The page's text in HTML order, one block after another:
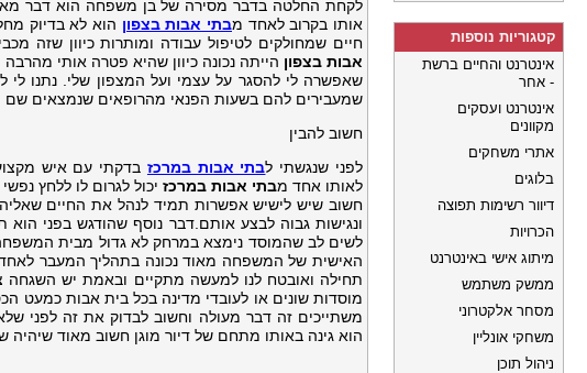
לקחת החלטה בדבר מסירה של בן משפחה הוא דבר
אותו בקרוב לאחד מבתי אבות בצפון הוא לא בדיוק
חיים שמחולקים לטיפול עבודה ומותרות כיוון שזה
אבות בצפון הייתה נכונה כיוון שהיא פטרה אותי
שאפשרה לי להסגר על עצמי ועל המצפון שלי. נתנו
שמעבירים להם בשעות הפנאי מהרופאים שנמצאים שם
חשוב להבין
לפני שנגשתי לבתי אבות במרכז בדקתי עם איש
לאותו אחד מבתי אבות במרכז יכול לגרום לו ללחץ
חשוב שיש לישיש אפשרות תמיד לנהל את החיים
ונגישות גבוה לבצע אותם.דבר נוסף שהודגש בפני
לשים לב שהמוסד נימצא במרחק לא גדול מבית
האישית של המשפחה מאוד נכונה בתהליך המעבר
תחילה ואובטח לנו למעשה מתקיים ובאמת יש השגחה
מוסדות שונים או לעובדי מדינה בכל בית אבות כמעט
משתייכים זה דבר מעולה וחשוב לבדוק את זה לפני
הוא גינה באותו מתחם של דיור מוגן חשוב מאוד שיהיה
קטגוריות נוספות
אינטרנט והחיים ברשת
- אחר
אינטרנט ועסקים
מקוונים
אתרי משחקים
בלוגים
דיוור רשימות תפוצה
הכרויות
מיתוג אישי באינטרנט
ממשק משתמש
מסחר אלקטרוני
משחקי אונליין
ניהול תוכן